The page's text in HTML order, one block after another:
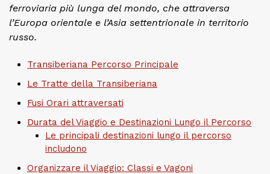
ferroviaria più lunga del mondo, che attraversa
l’Europa orientale e l’Asia settentrionale in territorio
russo.
Transiberiana Percorso Principale
Le Tratte della Transiberiana
Fusi Orari attraversati
Durata del Viaggio e Destinazioni Lungo il Percorso
Le principali destinazioni lungo il percorso
includono
Organizzare il Viaggio: Classi e Vagoni